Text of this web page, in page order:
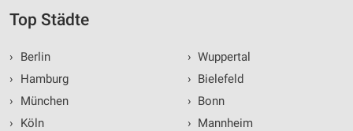
Top Städte
›
Berlin
›
Hamburg
›
München
›
Köln
› Wuppertal
› Bielefeld
› Bonn
› Mannheim